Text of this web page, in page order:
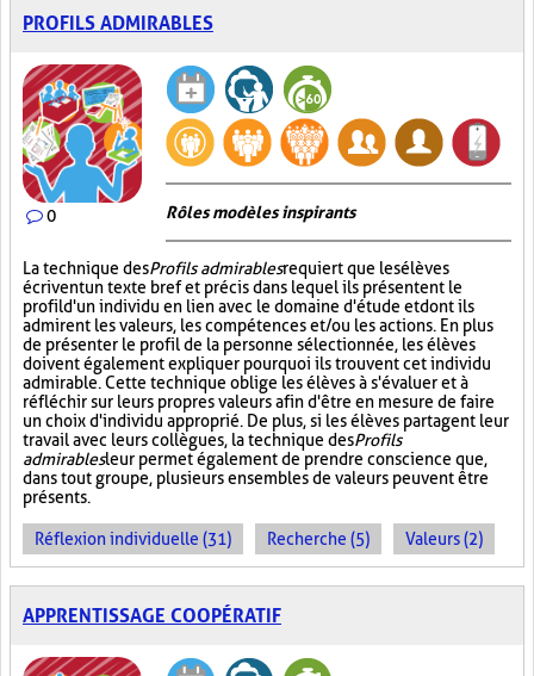
PROFILS ADMIRABLES
0 Rôles modèles inspirants
La technique desProfils admirablesrequiert que les élèves
écrivent un texte bref et précis dans lequel ils présentent le
profil d'un individu en lien avec le domaine d'étude et dont ils
admirent les valeurs, les compétences et/ou les actions. En plus
de présenter le profil de la personne sélectionnée, les élèves
doivent également expliquer pourquoi ils trouvent cet individu
admirable. Cette technique oblige les élèves à s'évaluer et à
réfléchir sur leurs propres valeurs afin d'être en mesure de faire
un choix d'individu approprié. De plus, si les élèves partagent leur
travail avec leurs collègues, la technique desProfils
admirablesleur permet également de prendre conscience que,
dans tout groupe, plusieurs ensembles de valeurs peuvent être
présents.
Réflexion individuelle (31) Recherche (5) Valeurs (2)
APPRENTISSAGE COOPÉRATIF